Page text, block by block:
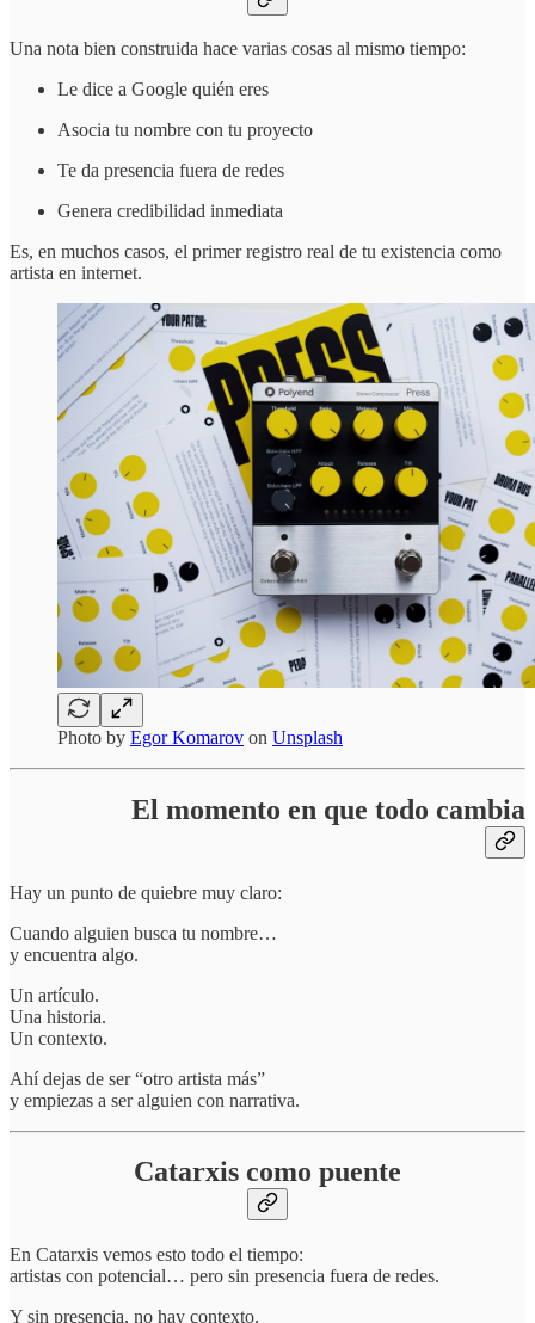
Una nota bien construida hace varias cosas al mismo tiempo:
Le dice a Google quién eres
Asocia tu nombre con tu proyecto
Te da presencia fuera de redes
Genera credibilidad inmediata
Es, en muchos casos, el primer registro real de tu existencia como
artista en internet.
Photo by Egor Komarov on Unsplash
El momento en que todo cambia
Hay un punto de quiebre muy claro:
Cuando alguien busca tu nombre…
y encuentra algo.
Un artículo.
Una historia.
Un contexto.
Ahí dejas de ser “otro artista más”
y empiezas a ser alguien con narrativa.
Catarxis como puente
En Catarxis vemos esto todo el tiempo:
artistas con potencial… pero sin presencia fuera de redes.
Y sin presencia, no hay contexto.